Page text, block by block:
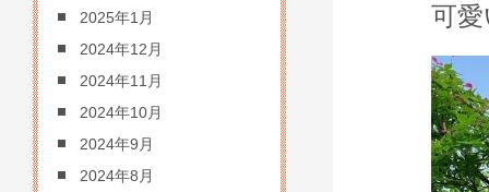
可
2025年1月
2024年12月
2024年11月
2024年10月
2024年9月
2024年8月